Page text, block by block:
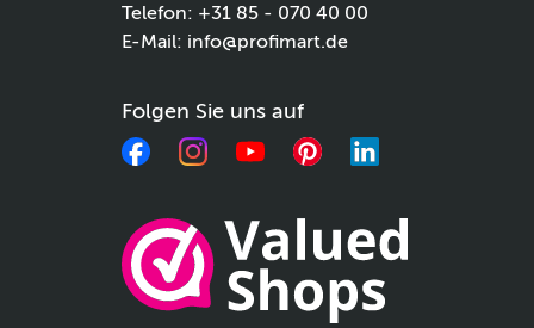
Telefon: +31 85 - 070 40 00
E-Mail: info@profimart.de
Folgen Sie uns auf
FacebookInstagramYouTubePinterestLinkedIn